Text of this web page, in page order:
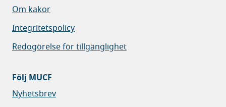
Om kakor
Integritetspolicy
Redogörelse för tillgänglighet
Följ MUCF
Nyhetsbrev